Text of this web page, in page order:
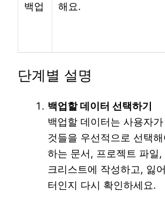
백업
해요.
단계별 설명
백업할 데이터 선택하기
백업할 데이터는 사용자
것들을 우선적으로 선택
하는 문서, 프로젝트 파일,
크리스트에 작성하고, 잃
터인지 다시 확인하세요.